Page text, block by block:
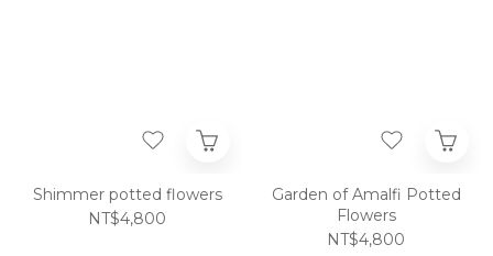
Shimmer potted flowers
NT$4,800
Garden of Amalfi Potted
Flowers
NT$4,800